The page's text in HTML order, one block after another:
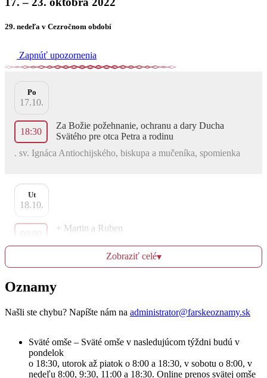
29. nedeľa v Cezročnom období
Zapnúť upozornenia
Po
17.10.
18:30
Za Božie požehnanie, ochranu a dary Ducha
Svätého pre otca Petra a rodinu
. sv. Ignáca Antiochijského, biskupa a mučeníka, spomienka
Ut
18.10.
08:00
+ Martin a Ruben
sv. Lukáša, evanjelistu, sviatok
18:30
St
19.10.
Za uzdravenie a Božiu pomoc po operácii Nadeždy
Zobraziť celé▾
Oznamy
Našli ste chybu? Napíšte nám na administrator@farskeoznamy.sk
Sväté omše – Sväté omše v nasledujúcom týždni budú v
pondelok
o 18:30, utorok až piatok o 8:00 a 18:30, v sobotu o 8:00, v
nedeľu 8:00, 9:30, 11:00 a 18:30. Online prenos svätej omše